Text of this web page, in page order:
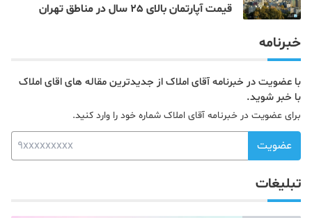
قیمت آپارتمان بالای 25 سال در مناطق تهران
خبرنامه
با عضویت در خبرنامه آقای املاک از جدیدترین مقاله های اقای املاک
با خبر شوید.
برای عضویت در خبرنامه آقای املاک شماره خود را وارد کنید.
عضویت
تبلیغات